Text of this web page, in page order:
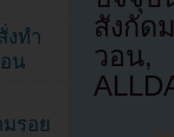
สังกัด
วอน,
งทำ
น
รอย